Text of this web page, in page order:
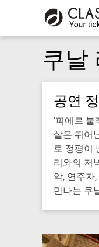
쿠날
공연
'피에르 불
살은 뛰어
로 정평이
리와의 저
악, 연주자
만나는 쿠